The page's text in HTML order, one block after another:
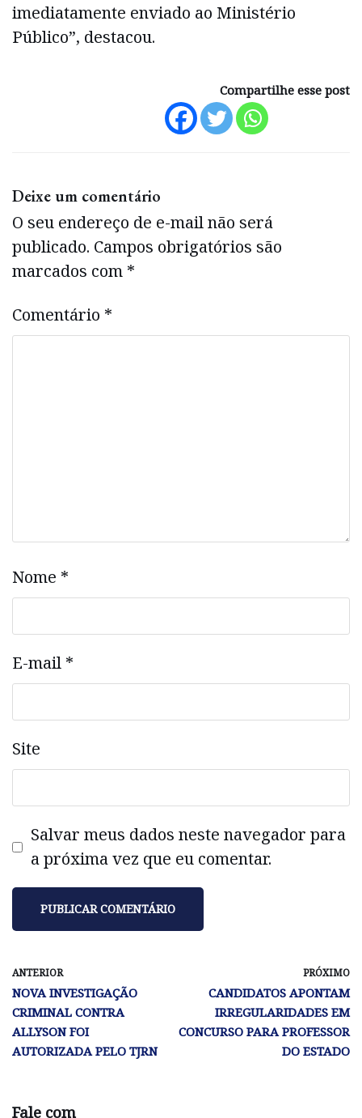
imediatamente enviado ao Ministério
Público”, destacou.
Compartilhe esse post
Deixe um comentário
O seu endereço de e-mail não será
publicado. Campos obrigatórios são
marcados com *
Comentário *
Nome *
E-mail *
Site
Salvar meus dados neste navegador para
a próxima vez que eu comentar.
ANTERIOR
NOVA INVESTIGAÇÃO
CRIMINAL CONTRA
ALLYSON FOI
AUTORIZADA PELO TJRN
PRÓXIMO
CANDIDATOS APONTAM
IRREGULARIDADES EM
CONCURSO PARA PROFESSOR
DO ESTADO
Fale com